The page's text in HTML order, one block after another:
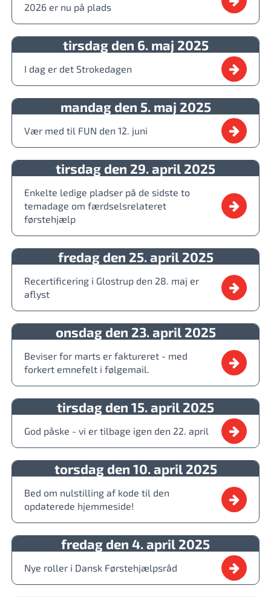
2026 er nu på plads
tirsdag den 6. maj 2025
I dag er det Strokedagen
mandag den 5. maj 2025
Vær med til FUN den 12. juni
tirsdag den 29. april 2025
Enkelte ledige pladser på de sidste to
temadage om færdselsrelateret
førstehjælp
fredag den 25. april 2025
Recertificering i Glostrup den 28. maj er
aflyst
onsdag den 23. april 2025
Beviser for marts er faktureret - med
forkert emnefelt i følgemail.
tirsdag den 15. april 2025
God påske - vi er tilbage igen den 22. april
torsdag den 10. april 2025
Bed om nulstilling af kode til den
opdaterede hjemmeside!
fredag den 4. april 2025
Nye roller i Dansk Førstehjælpsråd